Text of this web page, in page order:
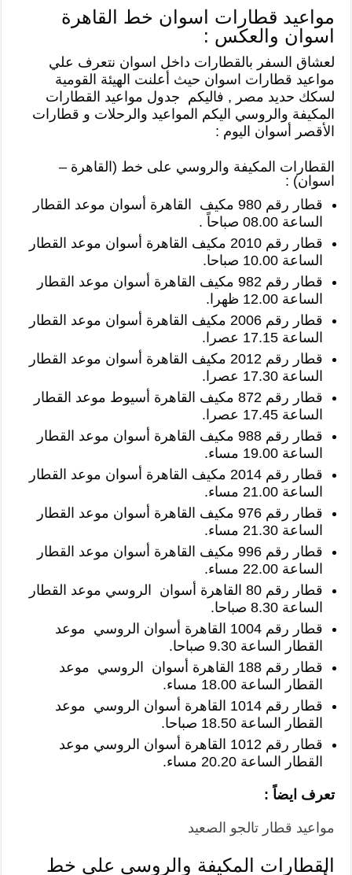
مواعيد قطارات اسوان خط القاهرة
اسوان والعكس :
لعشاق السفر بالقطارات داخل اسوان نتعرف علي
مواعيد قطارات اسوان حيث أعلنت الهيئة القومية
لسكك حديد مصر , فاليكم جدول مواعيد القطارات
المكيفة والروسي اليكم المواعيد والرحلات و قطارات
الأقصر أسوان اليوم :
القطارات المكيفة والروسي على خط (القاهرة –
اسوان) :
قطار رقم 980 مكيف القاهرة أسوان موعد القطار
الساعة 08.00 صباحاً .
قطار رقم 2010 مكيف القاهرة أسوان موعد القطار
الساعة 10.00 صباحا.
قطار رقم 982 مكيف القاهرة أسوان موعد القطار
الساعة 12.00 ظهرا.
قطار رقم 2006 مكيف القاهرة أسوان موعد القطار
الساعة 17.15 عصرا.
قطار رقم 2012 مكيف القاهرة أسوان موعد القطار
الساعة 17.30 عصرا.
قطار رقم 872 مكيف القاهرة أسيوط موعد القطار
الساعة 17.45 عصرا.
قطار رقم 988 مكيف القاهرة أسوان موعد القطار
الساعة 19.00 مساء.
قطار رقم 2014 مكيف القاهرة أسوان موعد القطار
الساعة 21.00 مساء.
قطار رقم 976 مكيف القاهرة أسوان موعد القطار
الساعة 21.30 مساء.
قطار رقم 996 مكيف القاهرة أسوان موعد القطار
الساعة 22.00 مساء.
قطار رقم 80 القاهرة أسوان الروسي موعد القطار
الساعة 8.30 صباحا.
قطار رقم 1004 القاهرة أسوان الروسي موعد
القطار الساعة 9.30 صباحا.
قطار رقم 188 القاهرة أسوان الروسي موعد
القطار الساعة 18.00 مساء.
قطار رقم 1014 القاهرة أسوان الروسي موعد
القطار الساعة 18.50 صباحا.
قطار رقم 1012 القاهرة أسوان الروسي موعد
القطار الساعة 20.20 مساء.
تعرف ايضاً :
مواعيد قطار تالجو الصعيد
القطارات المكيفة والروسي على خط